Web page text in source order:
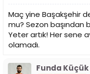
Maç yine Başakşehir
mu? Sezon başından
Yeter artık! Her sene
olamadı.
Funda Küçük